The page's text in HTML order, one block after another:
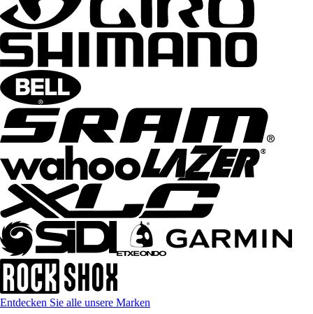
Entdecken Sie alle unsere Marken